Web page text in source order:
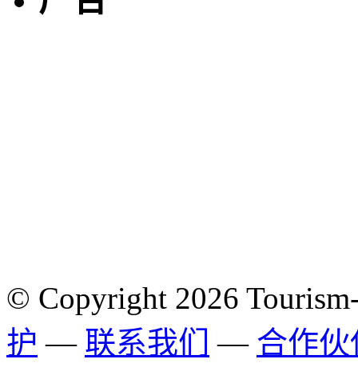
© Copyright 2026
护 — 联系我们 — 合作伙